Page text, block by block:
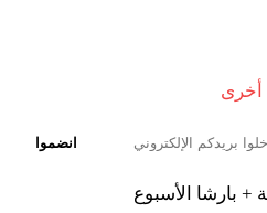
أخرى
انضموا
بارشا الأسبوع